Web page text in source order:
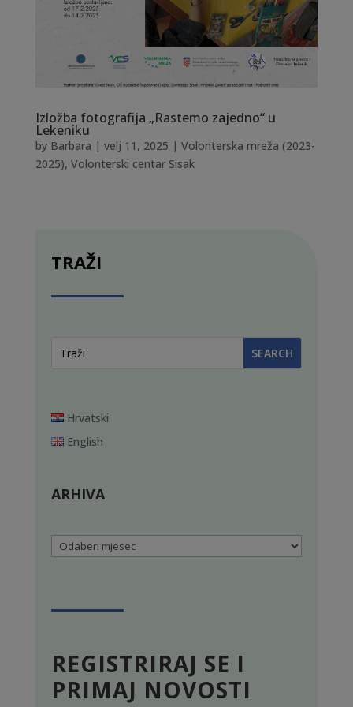
Izložba fotografija „Rastemo zajedno“ u
Lekeniku
by Barbara | velj 11, 2025 | Volonterska mreža (2023-
2025), Volonterski centar Sisak
TRAŽI
Hrvatski
English
ARHIVA
Arhiva
REGISTRIRAJ SE I
PRIMAJ NOVOSTI